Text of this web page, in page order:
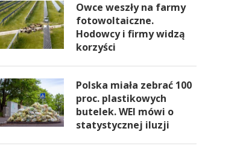
Owce weszły na farmy
fotowoltaiczne.
Hodowcy i firmy widzą
korzyści
Polska miała zebrać 100
proc. plastikowych
butelek. WEI mówi o
statystycznej iluzji